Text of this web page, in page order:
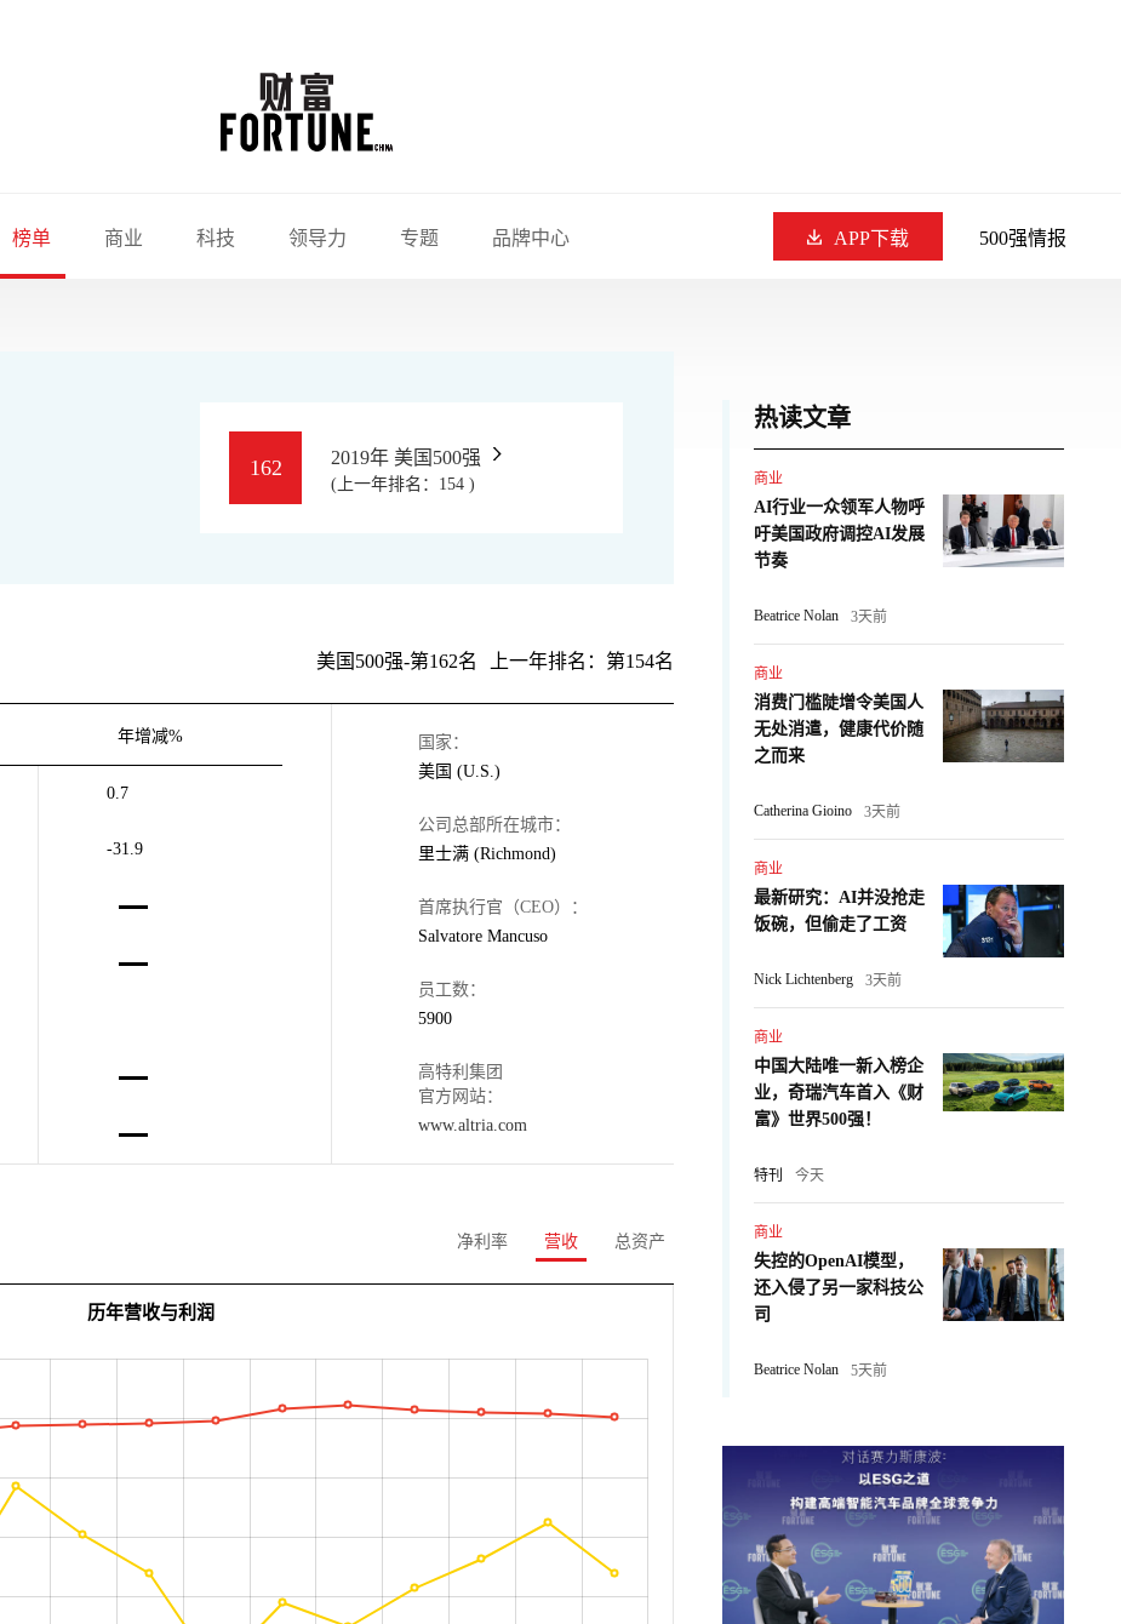
榜单 商业 科技 领导力 专题 品牌中心 APP下载 500强情报
162 2019年 美国500强
(上一年排名：154 )
美国500强-第162名 上一年排名：第154名
年增减%
0.7
-31.9
国家：
美国 (U.S.)
公司总部所在城市：
里士满 (Richmond)
首席执行官（CEO）：
Salvatore Mancuso
员工数：
5900
高特利集团
官方网站：
www.altria.com
净利率 营收 总资产
历年营收与利润
热读文章
商业
AI行业一众领军人物呼
吁美国政府调控AI发展
节奏
Beatrice Nolan 3天前
商业
消费门槛陡增令美国人
无处消遣，健康代价随
之而来
Catherina Gioino 3天前
商业
最新研究：AI并没抢走
饭碗，但偷走了工资
Nick Lichtenberg 3天前
商业
中国大陆唯一新入榜企
业，奇瑞汽车首入《财
富》世界500强！
特刊 今天
商业
失控的OpenAI模型，
还入侵了另一家科技公
司
Beatrice Nolan 5天前